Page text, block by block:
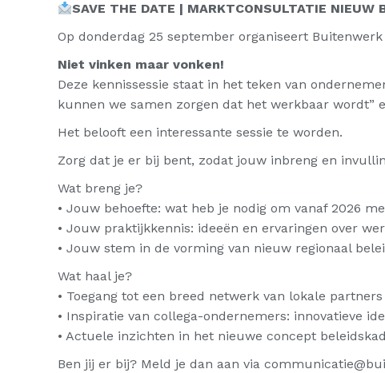
SAVE THE DATE | MARKTCONSULTATIE NIEUW
Op donderdag 25 september organiseert
Niet vinken maar vonken!
Deze kennissessie staat in het teken van
kunnen we samen zorgen dat het werkbaar wordt”
Het belooft een interessante sessie te worden.
Zorg dat je er bij bent, zodat jouw inbreng en
Wat breng je?
• Jouw behoefte: wat heb je nodig om vanaf 2026
• Jouw praktijkkennis: ideeën en ervaringen over
• Jouw stem in de vorming van nieuw regionaal
Wat haal je?
• Toegang tot een breed netwerk van lokale
• Inspiratie van collega-ondernemers: innovatieve
• Actuele inzichten in het nieuwe concept
Ben jij er bij? Meld je dan aan via